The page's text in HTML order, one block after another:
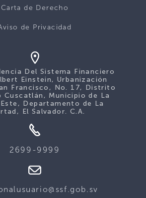
Carta de Derecho
de Privacidad
Del Sistema Financiero
Einstein, Urbanización
Francisco, No. 17, Distrito
Cuscatlán, Municipio de La
Departamento de La
El Salvador. C.A.
2699-9999